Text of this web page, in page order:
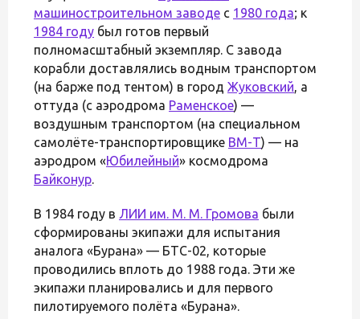
машиностроительном заводе с 1980 года; к
1984 году был готов первый
полномасштабный экземпляр. С завода
корабли доставлялись водным транспортом
(на барже под тентом) в город Жуковский, а
оттуда (с аэродрома Раменское) —
воздушным транспортом (на специальном
самолёте-транспортировщике ВМ-Т) — на
аэродром «Юбилейный» космодрома
Байконур.
В 1984 году в ЛИИ им. М. М. Громова были
сформированы экипажи для испытания
аналога «Бурана» — БТС-02, которые
проводились вплоть до 1988 года. Эти же
экипажи планировались и для первого
пилотируемого полёта «Бурана».